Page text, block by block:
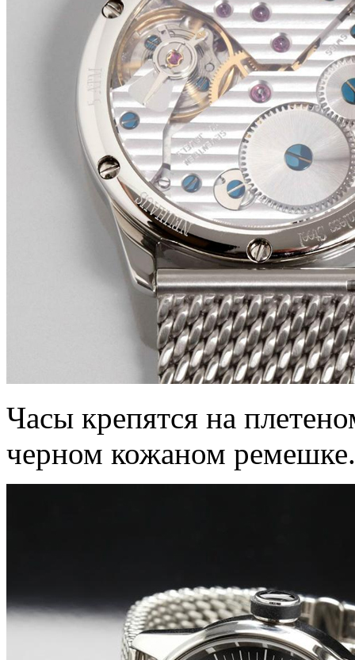
Часы крепятся на
черном кожаном ремешке.